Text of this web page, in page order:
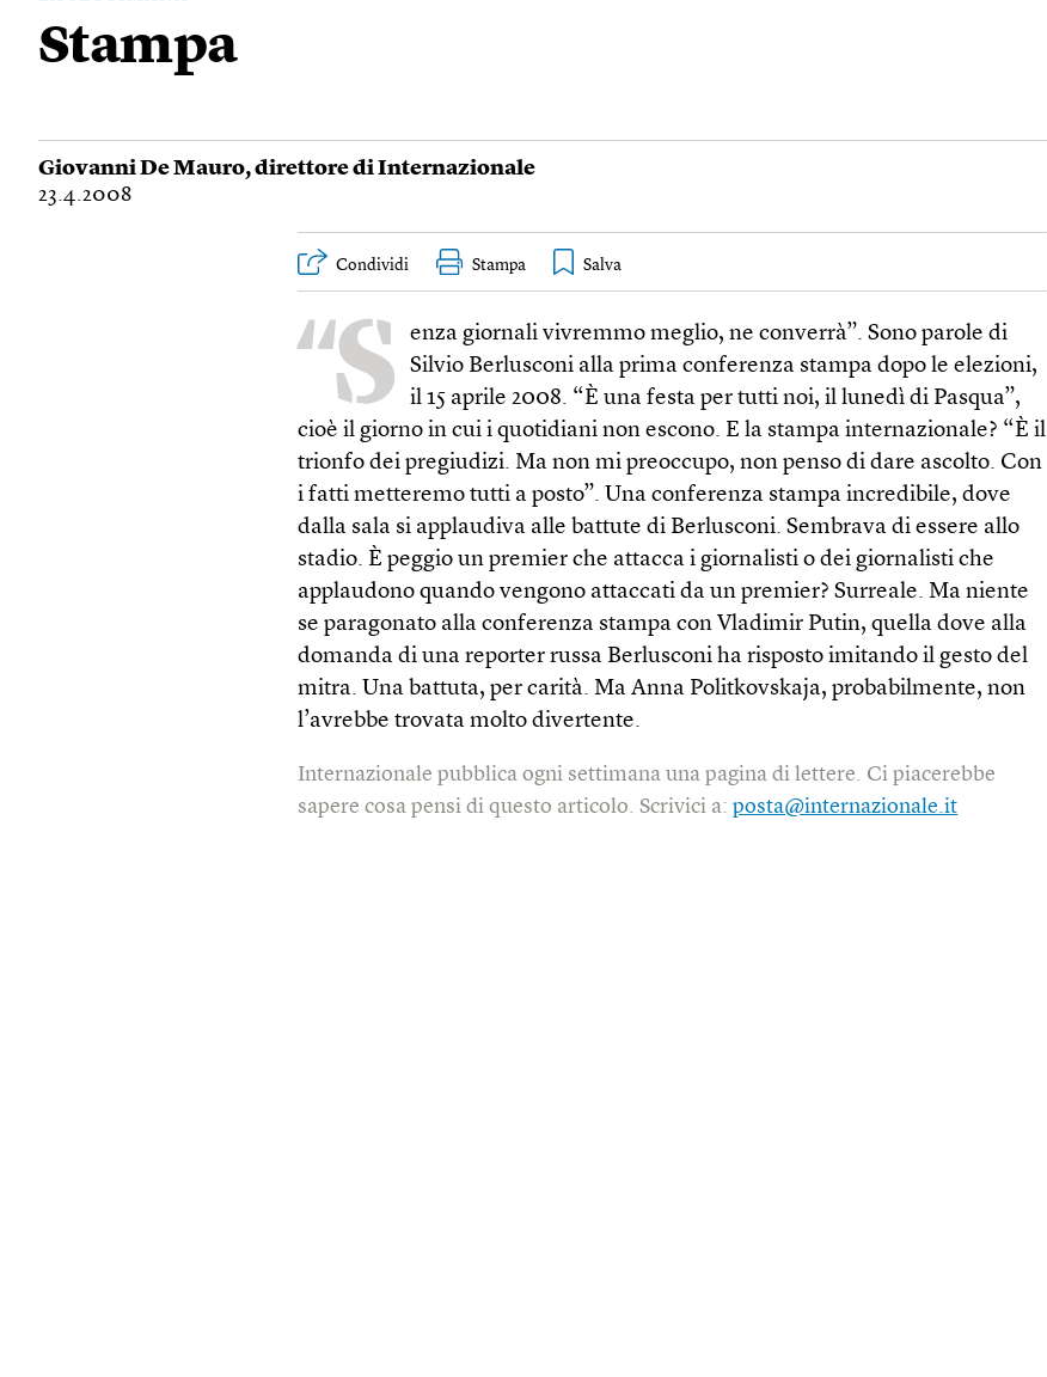
Stampa
Giovanni De Mauro, direttore di Internazionale
23.4.2008
Condividi Stampa
“S
enza giornali vivremmo meglio, ne converrà”. Sono parole di
Silvio Berlusconi alla prima conferenza stampa dopo le elezioni,
il 15 aprile 2008. “È una festa per tutti noi, il lunedì di Pasqua”,
cioè il giorno in cui i quotidiani non escono. E la stampa internazionale? “È il
trionfo dei pregiudizi. Ma non mi preoccupo, non penso di dare ascolto. Con
i fatti metteremo tutti a posto”. Una conferenza stampa incredibile, dove
dalla sala si applaudiva alle battute di Berlusconi. Sembrava di essere allo
stadio. È peggio un premier che attacca i giornalisti o dei giornalisti che
applaudono quando vengono attaccati da un premier? Surreale. Ma niente
se paragonato alla conferenza stampa con Vladimir Putin, quella dove alla
domanda di una reporter russa Berlusconi ha risposto imitando il gesto del
mitra. Una battuta, per carità. Ma Anna Politkovskaja, probabilmente, non
l’avrebbe trovata molto divertente.
Internazionale pubblica ogni settimana una pagina di lettere. Ci piacerebbe
sapere cosa pensi di questo articolo. Scrivici a:posta@internazionale.it